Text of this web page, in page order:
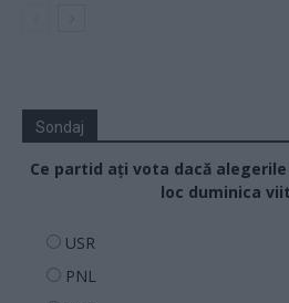
Sondaj
Ce partid ați vota dacă
loc duminica
USR
PNL